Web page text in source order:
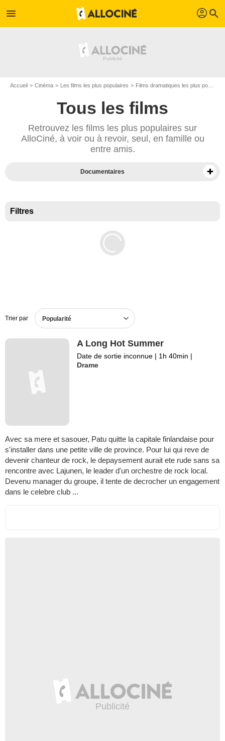
menu profil search
Accueil Cinéma Les films les plus populaires Films dramatiques les plus populaires
Tous les films
Retrouvez les films les plus populaires sur
AlloCiné, à voir ou à revoir, seul, en famille ou
entre amis.
Documentaires
Filtres
Trier par Popularité
A Long Hot Summer
Date de sortie inconnue | 1h 40min |
Drame
Avec sa mere et sasouer, Patu quitte la capitale finlandaise pour
s'installer dans une petite ville de province. Pour lui qui reve de
devenir chanteur de rock, le depaysement aurait ete rude sans sa
rencontre avec Lajunen, le leader d'un orchestre de rock local.
Devenu manager du groupe, il tente de decrocher un engagement
dans le celebre club ...